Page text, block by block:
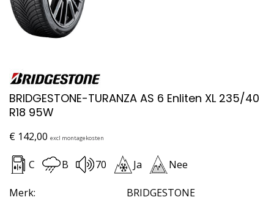
BRIDGESTONE-TURANZA AS 6 Enliten XL 235/40
R18 95W
€ 142,00 excl montagekosten
C B 70 Ja Nee
Merk:
BRIDGESTONE